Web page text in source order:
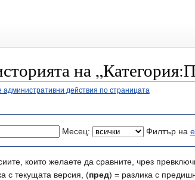
на
действия по страницата
Месец: Филтър на
които желаете да сравните, чрез
с текущата версия, (пред) = разлика с